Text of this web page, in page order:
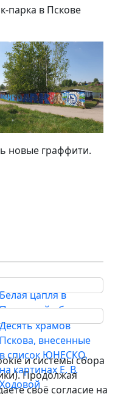
парка в Пскове
новые граффити.
Белая цапля в
Псковской области
Десять храмов
Пскова, внесенные
в список ЮНЕСКО,
на картинах Е. В.
Ходовой
и системы сбора
Продолжая
своё согласие на